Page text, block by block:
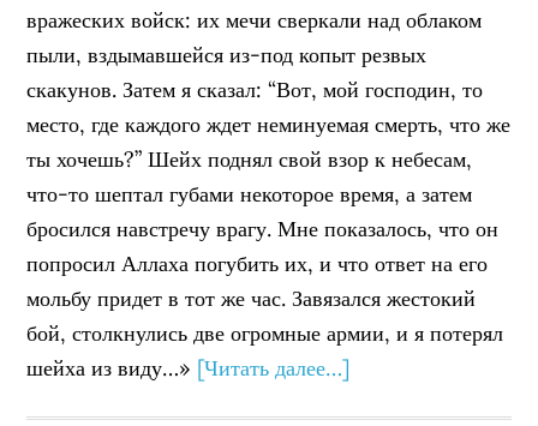
вражеских войск: их мечи сверкали над облаком
пыли, вздымавшейся из-под копыт резвых
скакунов. Затем я сказал: “Вот, мой господин, то
место, где каждого ждет неминуемая смерть, что же
ты хочешь?” Шейх поднял свой взор к небесам,
что-то шептал губами некоторое время, а затем
бросился навстречу врагу. Мне показалось, что он
попросил Аллаха погубить их, и что ответ на его
мольбу придет в тот же час. Завязался жестокий
бой, столкнулись две огромные армии, и я потерял
шейха из виду…» [Читать далее…]